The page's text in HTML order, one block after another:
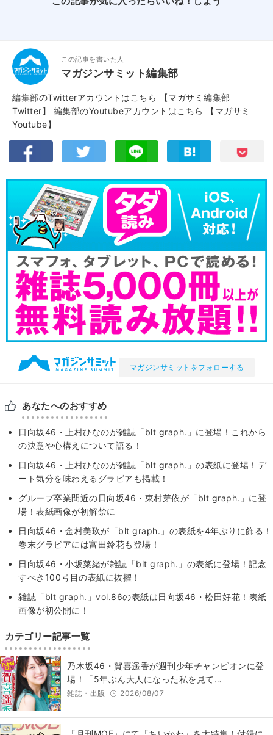
この記事を書いた人
マガジンサミット編集部
編集部のTwitterアカウントはこちら
【マガサミ編集部
Twitter】
編集部のYoutubeアカウントはこちら
【マガサミ
Youtube】
マガジンサミットをフォローする
あなたへのおすすめ
日向坂46・上村ひなのが雑誌「blt graph.」に登場！これから
の決意や心構えについて語る！
日向坂46・上村ひなのが雑誌「blt graph.」の表紙に登場！デ
ート気分を味わえるグラビアも掲載！
グループ卒業間近の日向坂46・東村芽依が「blt graph.」に登
場！表紙画像が初解禁に
日向坂46・金村美玖が「blt graph.」の表紙を4年ぶりに飾る！
巻末グラビアには富田鈴花も登場！
日向坂46・小坂菜緒が雑誌「blt graph.」の表紙に登場！記念
すべき100号目の表紙に抜擢！
雑誌「blt graph.」vol.86の表紙は日向坂46・松田好花！表紙
画像が初公開に！
カテゴリー記事一覧
乃木坂46・賀喜遥香が週刊少年チャンピオンに登
場！「5年ぶん大人になった私を見て…
雑誌・出版 2026/08/07